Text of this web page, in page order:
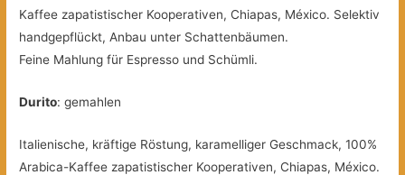
Kaffee zapatistischer Kooperativen, Chiapas, México. Selektiv
handgepflückt, Anbau unter Schattenbäumen.
Feine Mahlung für Espresso und Schümli.
Durito: gemahlen
Italienische, kräftige Röstung, karamelliger Geschmack, 100%
Arabica-Kaffee zapatistischer Kooperativen, Chiapas, México.